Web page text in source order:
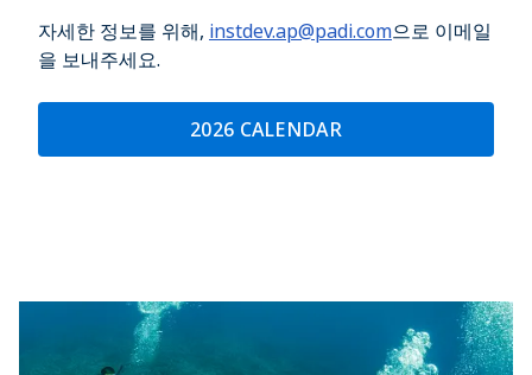
자세한 정보를 위해, instdev.ap@padi.com으로 이메일
을 보내주세요.
2026 CALENDAR